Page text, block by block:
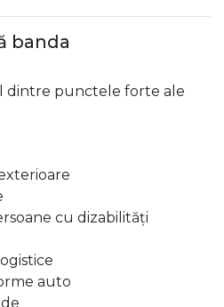
banda
dintre punctele forte ale
cu dizabilități
auto